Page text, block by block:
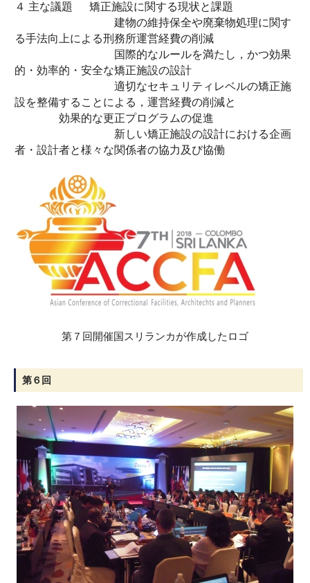
４ 主な議題 矯正施設に関する現状と課題
建物の維持保全や廃棄物処理に関す
る手法向上による刑務所運営経費の削減
国際的なルールを満たし，かつ効果
的・効率的・安全な矯正施設の設計
適切なセキュリティレベルの矯正施
設を整備することによる，運営経費の削減と
効果的な更正プログラムの促進
新しい矯正施設の設計における企画
者・設計者と様々な関係者の協力及び協働
第７回開催国スリランカが作成したロゴ
第６回